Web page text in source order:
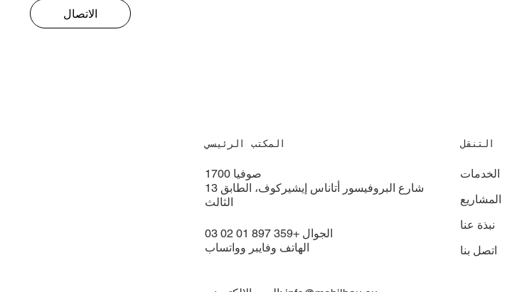
الاتصال
المكتب الرئيسي
1700 صوفيا
13 شارع البروفيسور أتاناس إيشيركوف، الطابق
الثالث
الهاتف وفايبر وواتساب
التنقل
الخدمات
المشاريع
نبذة عنا
اتصل بنا